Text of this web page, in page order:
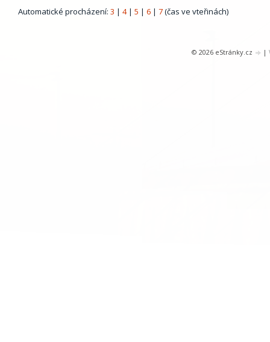
Automatické procházení: 3 | 4| 5 | 6 | 7(čas ve vteřinách)
© 2026 eStránky.cz |